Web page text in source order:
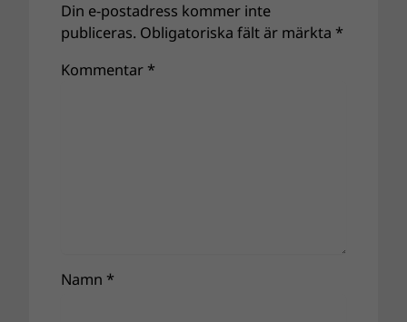
Din e-postadress kommer inte
publiceras. Obligatoriska fält är märkta *
Kommentar *
Namn *